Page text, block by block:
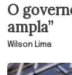
O
ampla”
Wilson Lima